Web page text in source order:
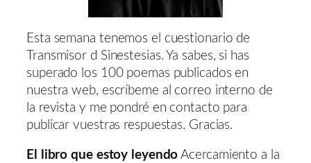
Esta semana tenemos el cuestionario de
Transmisor d Sinestesias. Ya sabes, si has
superado los 100 poemas publicados en
nuestra web, escríbeme al correo interno de
la revista y me pondré en contacto para
publicar vuestras respuestas. Gracias.
El libro que estoy leyendo Acercamiento a la